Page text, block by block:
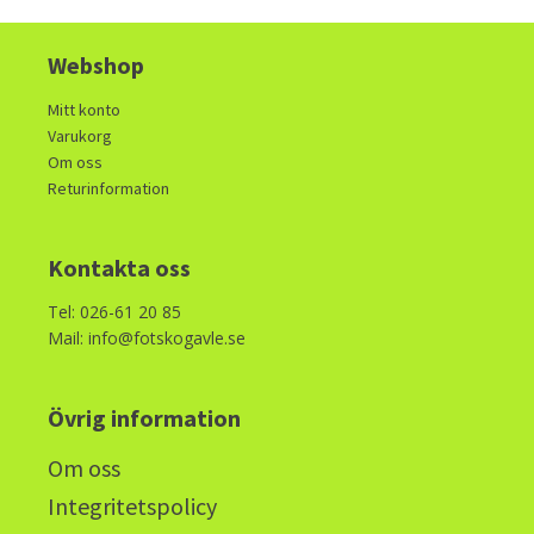
Webshop
Mitt konto
Varukorg
Om oss
Returinformation
Kontakta oss
Tel: 026-61 20 85
Mail: info@fotskogavle.se
Övrig information
Om oss
Integritetspolicy